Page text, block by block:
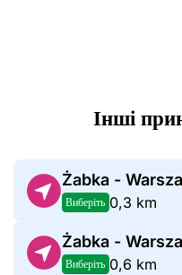
Інші
Żabka -
Виберіть 0,3 km
Żabka -
Виберіть 0,6 km